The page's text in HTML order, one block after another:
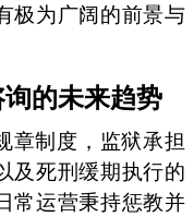
极为广阔的前景与
的未来趋势
章制度，监狱承担
及死刑缓期执行的
常运营秉持惩教并